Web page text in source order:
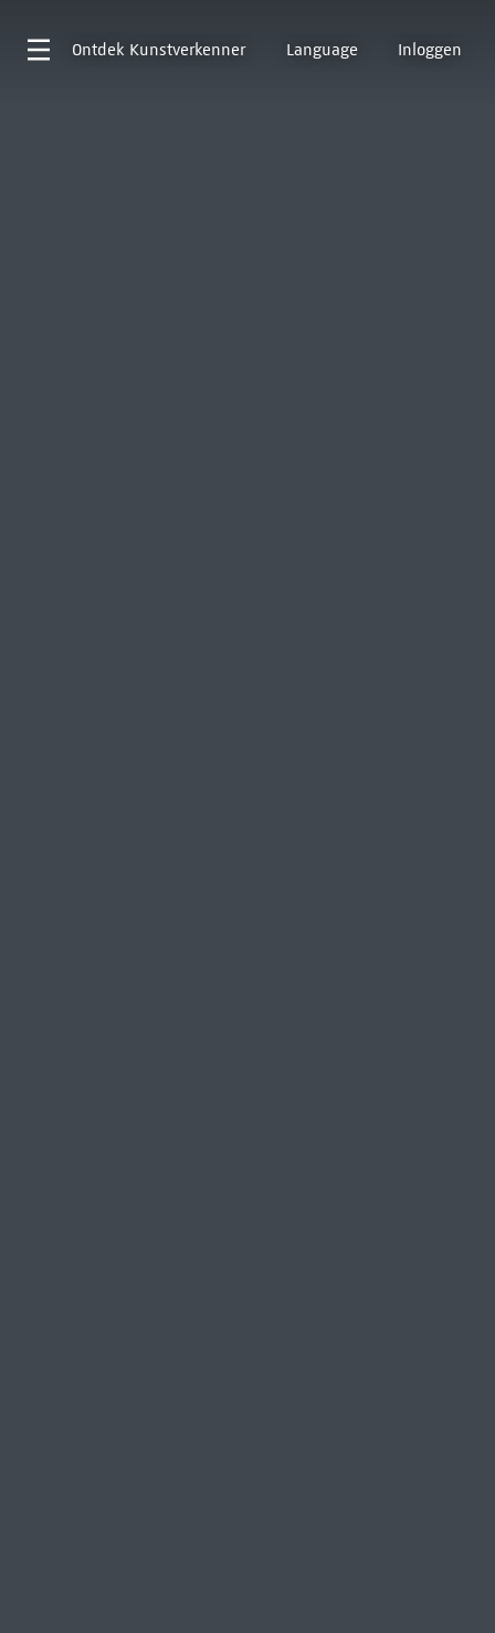
Ontdek Kunstverkenner Language Inloggen